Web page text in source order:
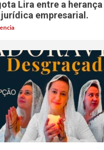
Lira entre a
jurídica empresarial.